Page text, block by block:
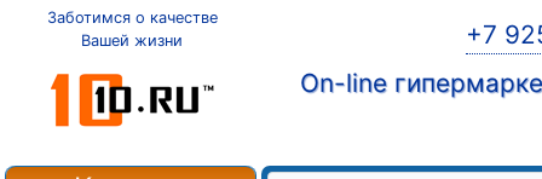
Заботимся о качестве
Вашей жизни
+7
On-line